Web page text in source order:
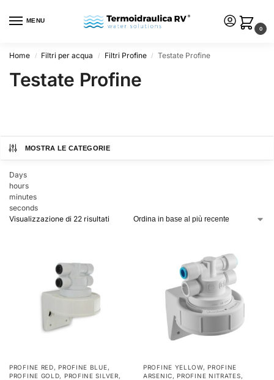
MENU
0
Home / Filtri per acqua / Filtri Profine / Testate Profine
Testate Profine
MOSTRA LE CATEGORIE
Days
hours
minutes
seconds
Visualizzazione di 22 risultati
PROFINE RED,PROFINE BLUE,
PROFINE GOLD, PROFINE SILVER,
PROFINE YELLOW,PROFINE
ARSENIC,PROFINE NITRATES,